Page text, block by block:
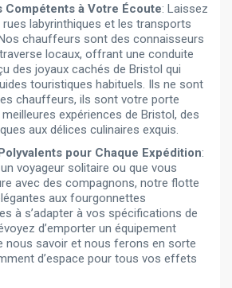
Compétents à Votre Écoute: Laissez
labyrinthiques et les transports
chauffeurs sont des connaisseurs
locaux, offrant une conduite
des joyaux cachés de Bristol qui
touristiques habituels. Ils ne sont
chauffeurs, ils sont votre porte
meilleures expériences de Bristol, des
aux délices culinaires exquis.
pour Chaque Expédition:
voyageur solitaire ou que vous
avec des compagnons, notre flotte
aux fourgonnettes
à s’adapter à vos spécifications de
d’emporter un équipement
nous savoir et nous ferons en sorte
d’espace pour tous vos effets